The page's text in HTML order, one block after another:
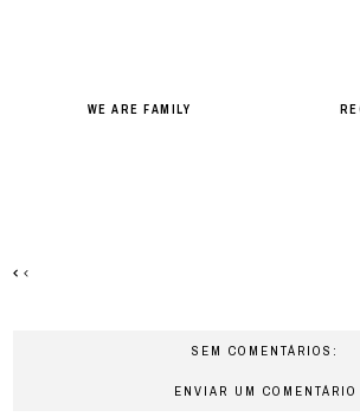
WE ARE FAMILY
SEM COMENTÁRIOS:
ENVIAR UM COMENTÁRIO